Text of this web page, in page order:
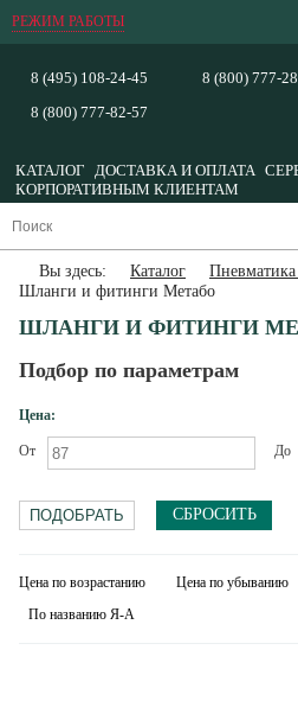
РЕЖИМ РАБОТЫ
8 (495) 108-24-45
8 (800) 777-82-57
8 (800) 777-
КАТАЛОГ ДОСТАВКА И ОПЛАТА
КОРПОРАТИВНЫМ КЛИЕНТАМ
Вы здесь: Каталог
Шланги и фитинги Метабо
ШЛАНГИ И ФИТИНГИ
Подбор по параметрам
Цена:
От До
СБРОСИТЬ
Цена по возрастанию Цена по убыванию
По названию Я-А